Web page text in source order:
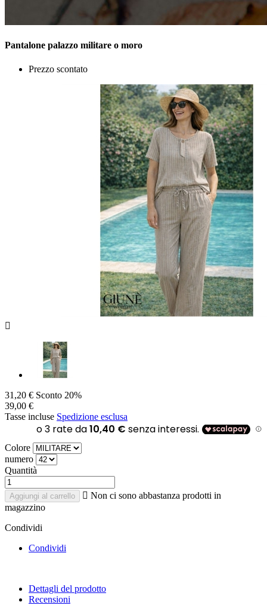
Pantalone palazzo militare o moro
Prezzo scontato

31,20 € Sconto 20%
39,00 €
Tasse incluse Spedizione esclusa
Colore
numero
Quantità
Aggiungi al carrello  Non ci sono abbastanza prodotti in
magazzino
Condividi
Condividi
Dettagli del prodotto
Recensioni